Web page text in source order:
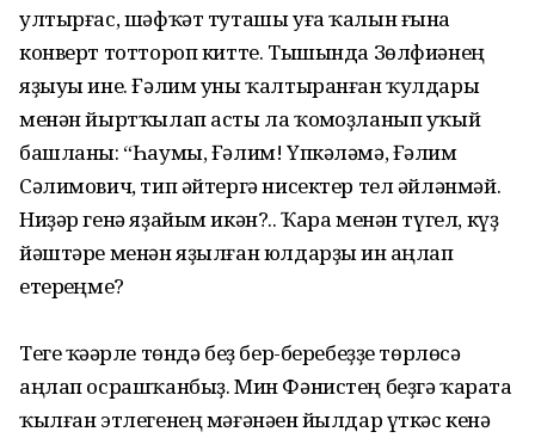
ултырғас, шәфҡәт туташы уға ҡалын ғына
конверт тоттороп китте. Тышында Зөлфиәнең
яҙыуы ине. Ғәлим уны ҡалтыранған ҡулдары
менән йыртҡылап асты ла ҡомһоҙланып уҡый
башланы: “Һаумы, Ғәлим! Үпкәләмә, Ғәлим
Сәлимович, тип әйтергә нисектер тел әйләнмәй.
Ниҙәр генә яҙайым икән?.. Ҡара менән түгел, күҙ
йәштәре менән яҙылған юлдарҙы һин аңлап
етерһеңме?
Теге ҡәһәрле төндә беҙ бер-беребеҙҙе төрлөсә
аңлап осрашҡанбыҙ. Мин Фәнистең беҙгә ҡарата
ҡылған этлегенең мәғәнәһен йылдар үткәс кенә